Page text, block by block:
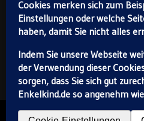
Die Enkelkind.de-Redaktion:
Eva Gardé.